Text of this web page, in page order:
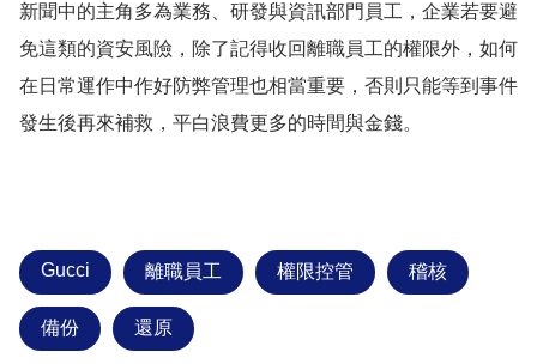
新聞中的主角多為業務、研發與資訊部門員工，企業若要避
免這類的資安風險，除了記得收回離職員工的權限外，如何
在日常運作中作好防弊管理也相當重要，否則只能等到事件
發生後再來補救，平白浪費更多的時間與金錢。
Gucci 離職員工 權限控管 稽核
備份 還原